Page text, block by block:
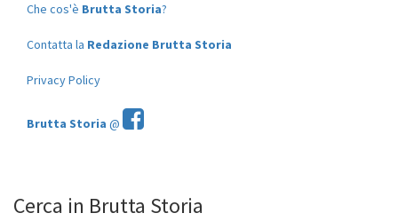
Che cos'è Brutta Storia?
Contatta la Redazione Brutta Storia
Privacy Policy
Brutta Storia @
Cerca in Brutta Storia